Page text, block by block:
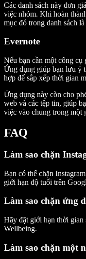
Các danh sách này đơn
việc nhóm. Khi hoàn
mục đó trong danh sách
Evernote
Nếu bạn cần một công
Ứng dụng giúp bạn lưu ý
hợp để sắp xếp thời gian
Ứng dụng này còn cho
web và các tệp tin, giúp
việc vào chung trong một
FAQ
Làm sao chặn
Bạn có thể chặn
giới hạn độ tuổi trên
Làm sao chặn ứng
Hãy đặt giới hạn thời
Wellbeing.
Làm sao chặn một